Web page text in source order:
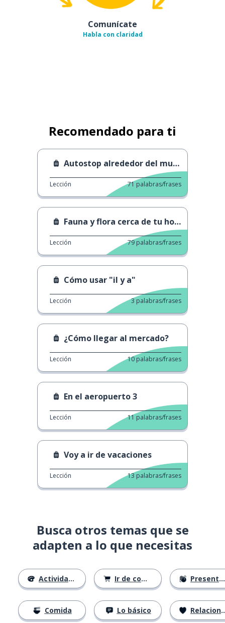
Comunícate
Habla con claridad
Recomendado para ti
Autostop alrededor del mundo.
Lección 71 palabras/frases
Fauna y flora cerca de tu hogar.
Lección 79 palabras/frases
Cómo usar "il y a"
Lección 3 palabras/frases
¿Cómo llegar al mercado?
Lección 10 palabras/frases
En el aeropuerto 3
Lección 11 palabras/frases
Voy a ir de vacaciones
Lección 13 palabras/frases
Busca otros temas que se
adapten a lo que necesitas
Actividades
Comida
Ir de compras
Lo básico
Presentándose
Relaciones